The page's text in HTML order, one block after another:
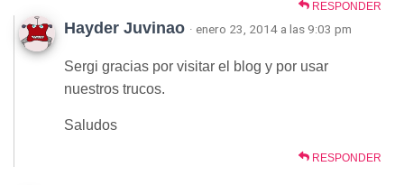
RESPONDER
Hayder Juvinao · enero 23, 2014 a las 9:03 pm
Sergi gracias por visitar el blog y por usar
nuestros trucos.
Saludos
RESPONDER